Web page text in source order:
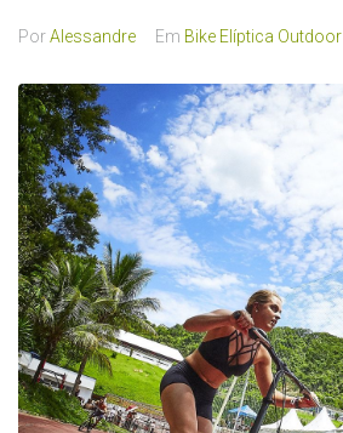
PorAlessandre Em Bike Elíptica Outdoor